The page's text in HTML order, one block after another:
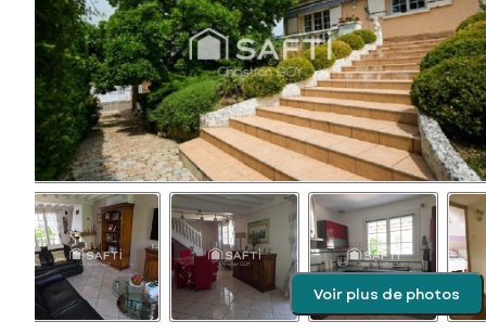
Voir plus de photos